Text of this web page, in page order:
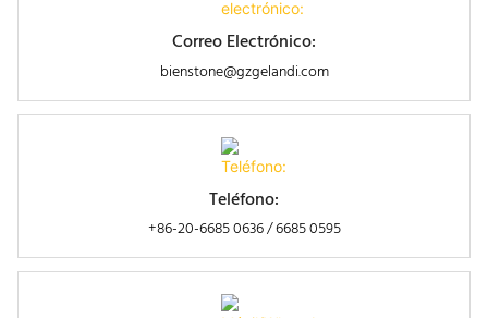
Correo Electrónico:
bienstone@gzgelandi.com
Teléfono:
+86-20-6685 0636 / 6685 0595